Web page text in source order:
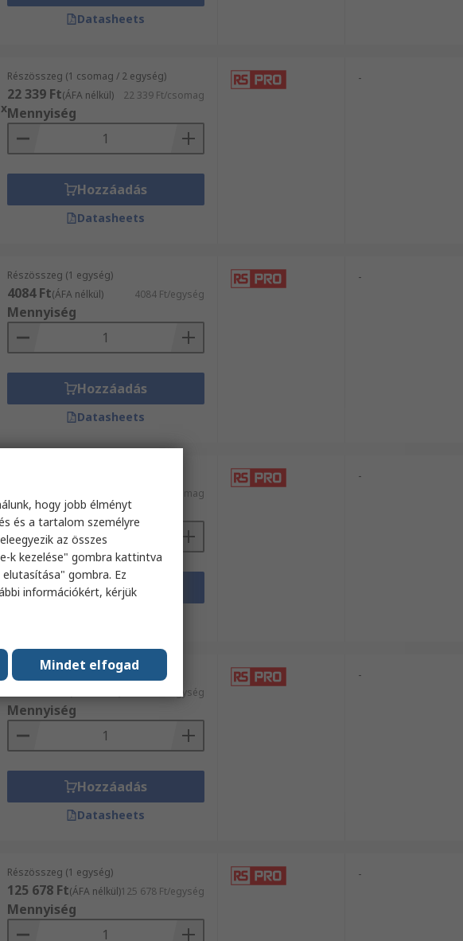
Datasheets
Részösszeg (1 csomag / 2 egység)
22 339 Ft(ÁFA nélkül) 22 339 Ft/csomag
Mennyiség
Hozzáadás
Datasheets
-
Részösszeg (1 egység)
4084 Ft(ÁFA nélkül) 4084 Ft/egység
Mennyiség
Hozzáadás
Datasheets
-
20 153 Ft/csomag
Mennyiség
Hozzáadás
-
Részösszeg (1 egység)
206 933 Ft/egység
Mennyiség
Hozzáadás
Datasheets
-
Részösszeg (1 egység)
125 678 Ft(ÁFA nélkül)125 678 Ft/egység
Mennyiség
-
hogy jobb élményt
és a tartalom személyre
az összes
k kezelése" gombra kattintva
gombra. Ez
információkért, kérjük
Mindet elfogad